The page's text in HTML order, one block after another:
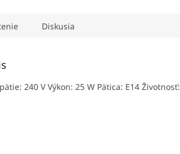
Diskusia
240 V Výkon: 25 W Pätica: E14